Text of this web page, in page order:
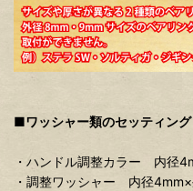
■ワッシャー類のセッティング
・ハンドル調整カラー 内径
・調整ワッシャー 内径